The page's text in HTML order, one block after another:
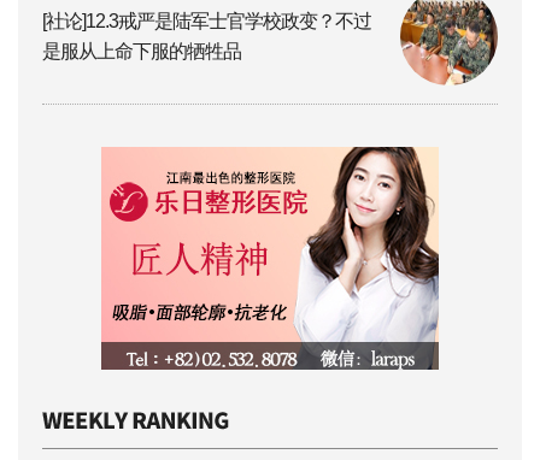
[社论]12.3戒严是陆军士官学校政变？不过
是服从上命下服的牺牲品